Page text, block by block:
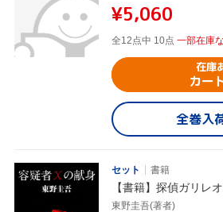
¥5,060
全12点中 10点 一部在庫
在庫
カー
全巻入
セット 書籍
【書籍】探偵ガリレ
東野圭吾(著者)